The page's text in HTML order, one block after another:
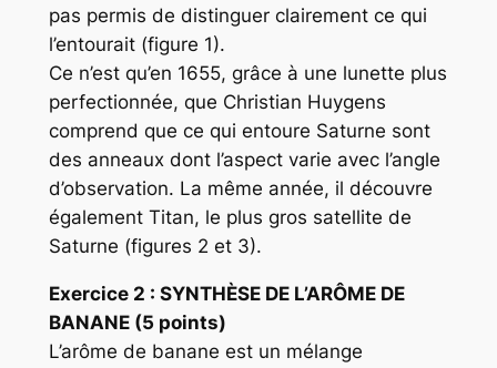
pas permis de distinguer clairement ce qui
l’entourait (figure 1).
Ce n’est qu’en 1655, grâce à une lunette plus
perfectionnée, que Christian Huygens
comprend que ce qui entoure Saturne sont
des anneaux dont l’aspect varie avec l’angle
d’observation. La même année, il découvre
également Titan, le plus gros satellite de
Saturne (figures 2 et 3).
Exercice2 : SYNTHÈSE DE L’ARÔME DE
BANANE (5 points)
L’arôme de banane est un mélange